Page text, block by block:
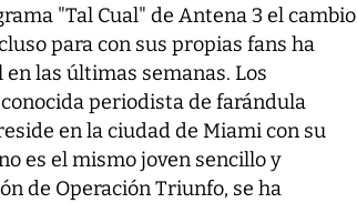
"Tal Cual" de Antena 3 el cambio
para con sus propias fans ha
las últimas semanas. Los
periodista de farándula
en la ciudad de Miami con su
es el mismo joven sencillo y
de Operación Triunfo, se ha